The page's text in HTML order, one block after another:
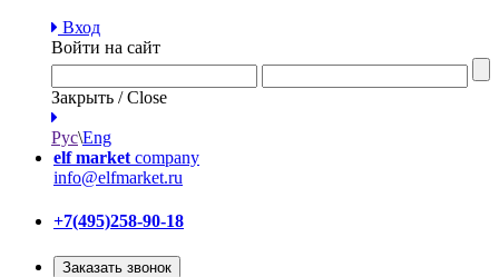
Вход
Войти на сайт
Закрыть / Close
Рус\Eng
elf market company
info@elfmarket.ru
+7(495)258-90-18
Заказать звонок